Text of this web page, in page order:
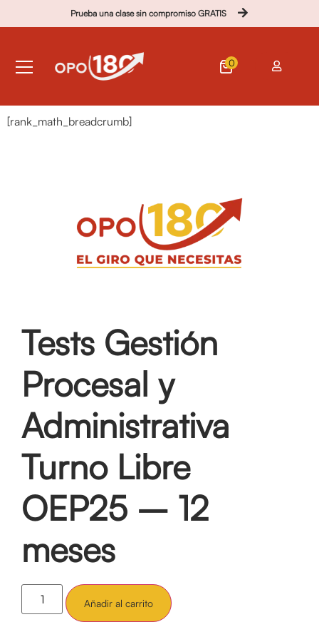
Prueba una clase sin compromiso GRATIS
0
[rank_math_breadcrumb]
Tests Gestión
Procesal y
Administrativa
Turno Libre
OEP25 – 12
meses
Añadir al carrito